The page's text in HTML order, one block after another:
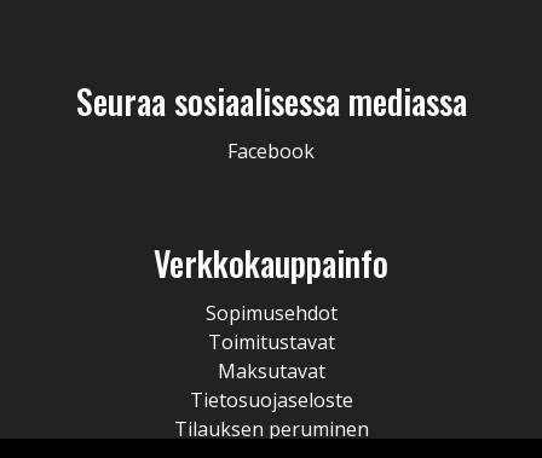
Seuraa sosiaalisessa mediassa
Facebook
Verkkokauppainfo
Sopimusehdot
Toimitustavat
Maksutavat
Tietosuojaseloste
Tilauksen peruminen